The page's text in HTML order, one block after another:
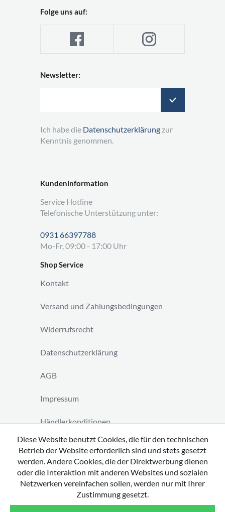
Kundeninformation
Service Hotline
Telefonische Unterstützung unter:
0931 66397788
Mo-Fr, 09:00 - 17:00 Uhr
Shop Service
Kontakt
Versand und Zahlungsbedingungen
Widerrufsrecht
Datenschutzerklärung
AGB
Impressum
Händlerkonditionen
Vertrag widerrufen
Folge uns auf:
Newsletter:
Ich habe die Datenschutzerklärung zur
Kenntnis genommen.
Diese Website benutzt Cookies, die für den technischen
Betrieb der Website erforderlich sind und stets gesetzt
werden. Andere Cookies, die der Direktwerbung dienen
oder die Interaktion mit anderen Websites und sozialen
Netzwerken vereinfachen sollen, werden nur mit Ihrer
Zustimmung gesetzt.